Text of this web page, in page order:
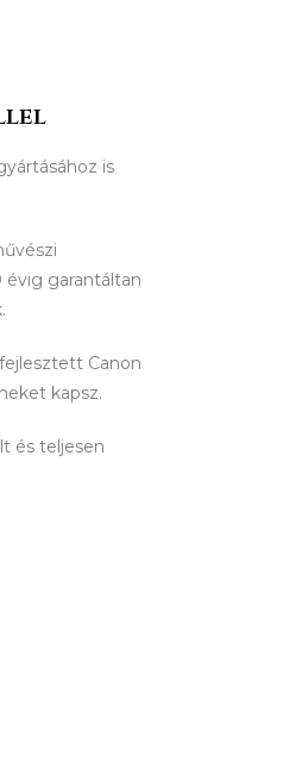
is
garantáltan
Canon
kapsz.
és teljesen